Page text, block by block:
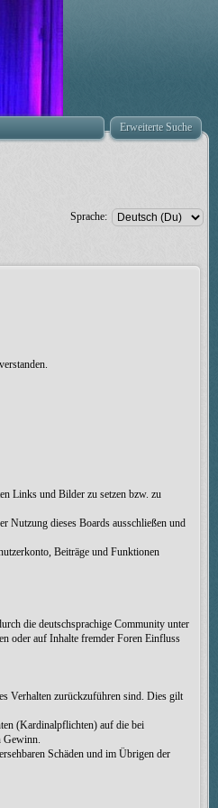
Erweiterte Suche
Sprache:
Links und Bilder zu setzen bzw. zu
Nutzung dieses Boards ausschließen und
Beiträge und Funktionen
die deutschsprachige Community unter
oder auf Inhalte fremder Foren Einfluss
Verhalten zurückzuführen sind. Dies gilt
(Kardinalpflichten) auf die bei
Gewinn.
Schäden und im Übrigen der